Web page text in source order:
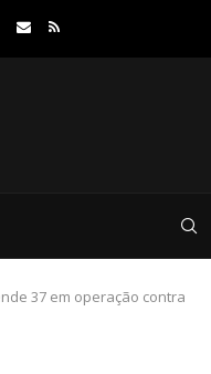
37 em operação contra